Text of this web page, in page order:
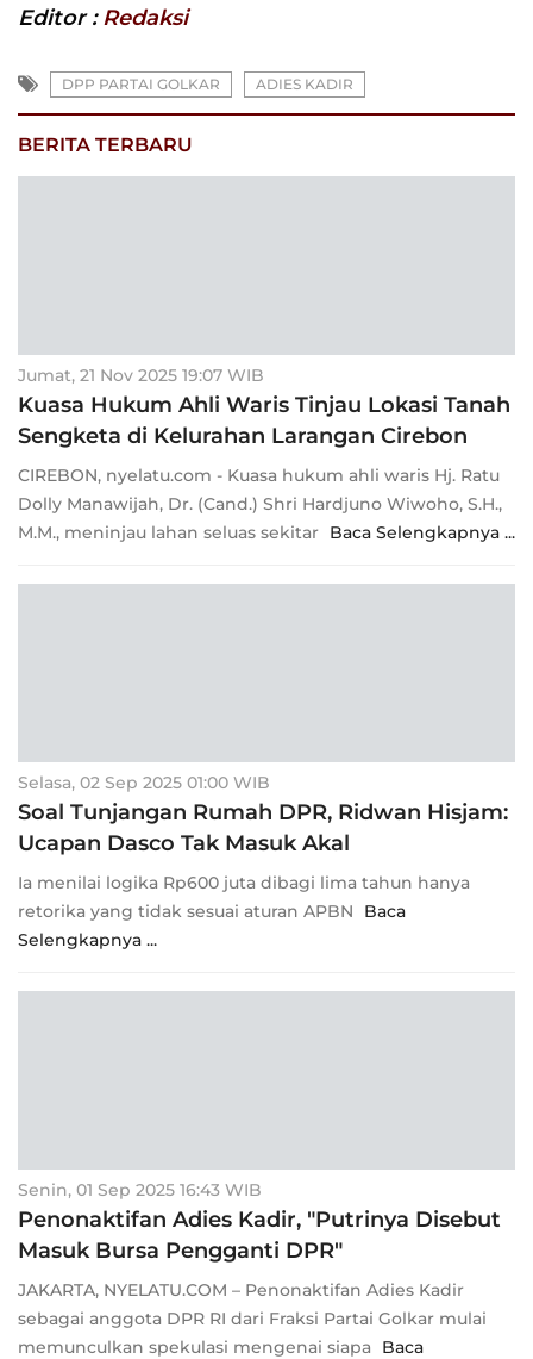
Editor :Redaksi
DPP PARTAI GOLKAR ADIES KADIR
BERITA TERBARU
Jumat, 21 Nov 2025 19:07 WIB
Kuasa Hukum Ahli Waris Tinjau Lokasi Tanah
Sengketa di Kelurahan Larangan Cirebon
CIREBON, nyelatu.com - Kuasa hukum ahli waris Hj. Ratu
Dolly Manawijah, Dr. (Cand.) Shri Hardjuno Wiwoho, S.H.,
M.M., meninjau lahan seluas sekitar Baca Selengkapnya ...
Selasa, 02 Sep 2025 01:00 WIB
Soal Tunjangan Rumah DPR, Ridwan Hisjam:
Ucapan Dasco Tak Masuk Akal
Ia menilai logika Rp600 juta dibagi lima tahun hanya
retorika yang tidak sesuai aturan APBN
Baca
Selengkapnya ...
Senin, 01 Sep 2025 16:43 WIB
Penonaktifan Adies Kadir, "Putrinya Disebut
Masuk Bursa Pengganti DPR"
JAKARTA, NYELATU.COM – Penonaktifan Adies Kadir
sebagai anggota DPR RI dari Fraksi Partai Golkar mulai
memunculkan spekulasi mengenai siapa
Baca